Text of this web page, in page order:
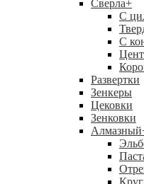
Сверла+
С
С
Развертки
Зенкеры
Цековки
Зенковки
Алмазный